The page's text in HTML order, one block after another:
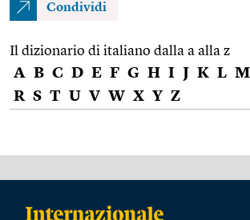
Condividi
Il dizionario di italiano dalla a alla z
A B C D E F G H I J K L M
R S T U V W X Y Z